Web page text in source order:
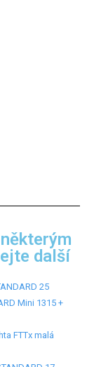
další
25
Mini 1315 +
FTTx malá